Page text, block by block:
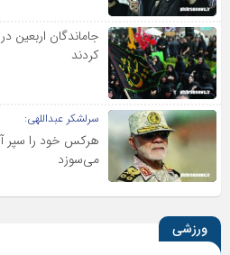
جاماندگان اربعین
کردند
سرلشکر عبداللهی:
هرکس خود را سپر
می‌سوزد
ورزشی